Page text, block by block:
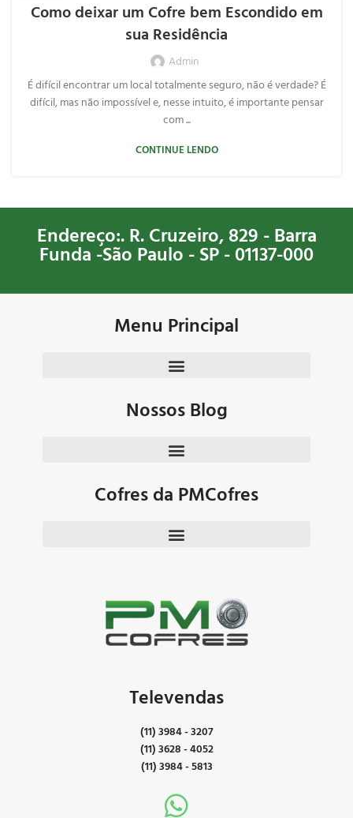
Como deixar um Cofre bem Escondido em
sua Residência
Admin
É difícil encontrar um local totalmente seguro, não é verdade? É
difícil, mas não impossível e, nesse intuito, é importante pensar
com ...
CONTINUE LENDO
Endereço:. R. Cruzeiro, 829 - Barra
Funda -São Paulo - SP - 01137-000
Menu Principal
Nossos Blog
Cofres da PMCofres
Televendas
(11) 3984 - 3207
(11) 3628 - 4052
(11) 3984 - 5813